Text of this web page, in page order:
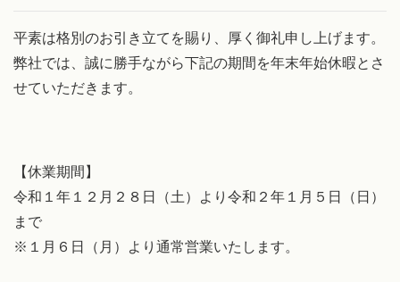
平素は格別のお引き立てを賜り、厚く御礼申し上げます。
弊社では、誠に勝手ながら下記の期間を年末年始休暇とさ
せていただきます。
【休業期間】
令和１年１２月２８日（土）より令和２年１月５日（日）
まで
※１月６日（月）より通常営業いたします。